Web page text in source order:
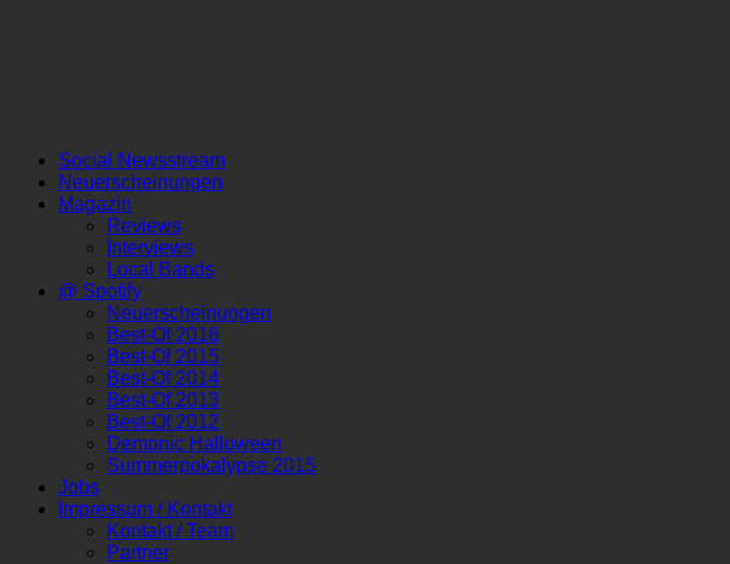
Social Newsstream
Neuerscheinungen
Magazin
Reviews
Interviews
Local Bands
@ Spotify
Neuerscheinungen
Best-Of 2016
Best-Of 2015
Best-Of 2014
Best-Of 2013
Best-Of 2012
Demonic Halloween
Summerpokalypse 2015
Jobs
Impressum / Kontakt
Kontakt / Team
Partner